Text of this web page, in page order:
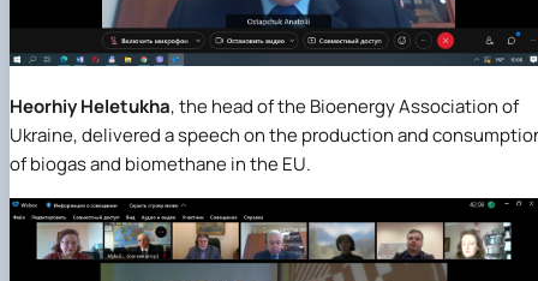
Heorhiy Heletukha, the head of the Bioenergy Association of
Ukraine, delivered a speech on the production and
of biogas and biomethane in the EU.